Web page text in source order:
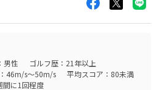
ナルスチールシャフト。
なヘビースペックだと思う。
ールシャフトを使ってる方以外
う。
も感じられ易い。DRのHSが43
題ないでしょう。UTは距離を
のでゆっくり振り上げれば同じ
心感があります。
#4と#6も購入してしまいまし
が高く上がるので飛距離の計算
男性
ゴルフ歴：21年以上
46m/s～50m/s
平均スコア：80未満
間に1回程度